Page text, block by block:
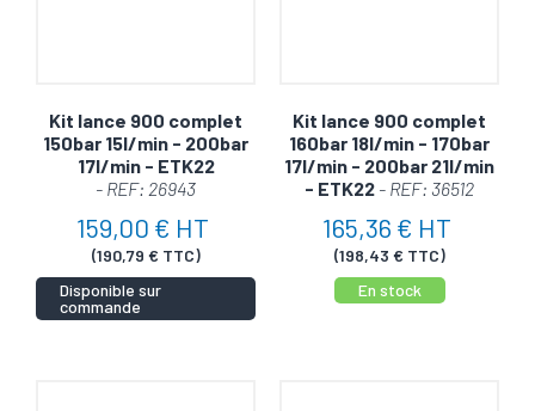
Kit lance 900 complet
150bar 15l/min - 200bar
17l/min - ETK22
- REF: 26943
159,00 € HT
(190,79 € TTC)
Disponible sur
commande
Kit lance 900 complet
160bar 18l/min - 170bar
17l/min - 200bar 21l/min
- ETK22 - REF: 36512
165,36 € HT
(198,43 € TTC)
En stock